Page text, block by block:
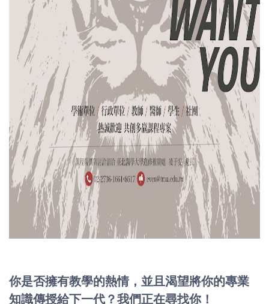
你是否擁有教學的熱情，並且渴望將你的專業
知識傳授給下一代？我們正在尋找你！